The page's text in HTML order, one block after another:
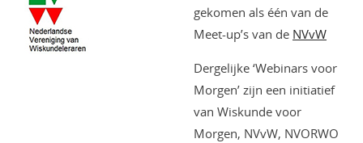
gekomen als één van de
Meet-up’s van de NVvW
Dergelijke ‘Webinars voor
Morgen’ zijn een initiatief
van Wiskunde voor
Morgen, NVvW, NVORWO